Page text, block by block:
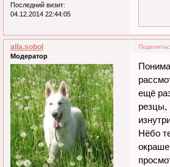
Последний визит:
04.12.2014 22:44:05
alla.sobol
Модератор
ещё
резцы,
Нёбо